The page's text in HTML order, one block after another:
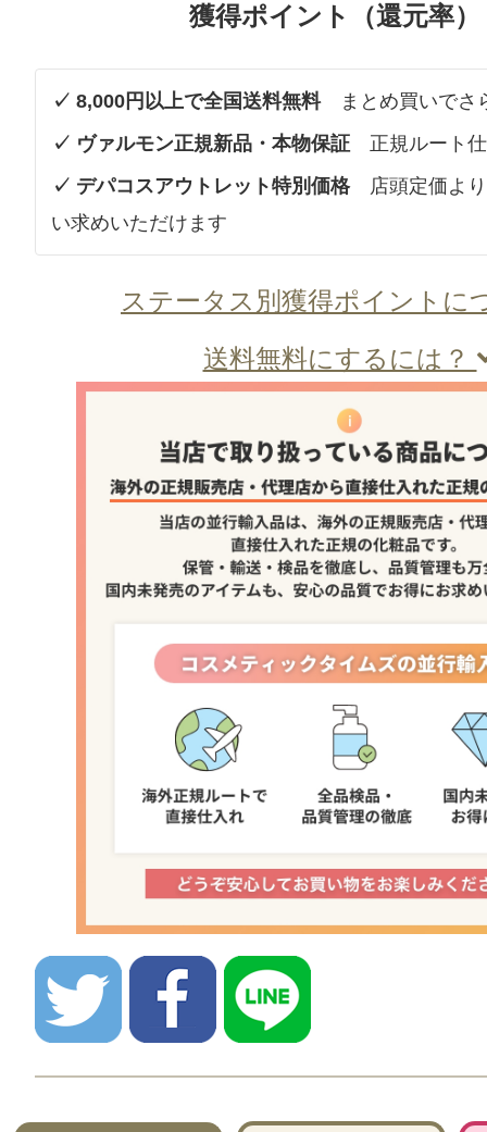
獲得ポイント（還元率）
✓ 8,000円以上で全国送料無料まとめ買いでさ
✓ ヴァルモン正規新品・本物保証 正規ルート
✓ デパコスアウトレット特別価格店頭定価より
い求めいただけます
ステータス別獲得ポイントに
送料無料にするには？